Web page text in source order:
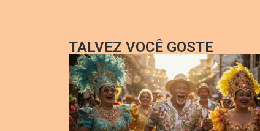
TALVEZ VOCÊ GOSTE